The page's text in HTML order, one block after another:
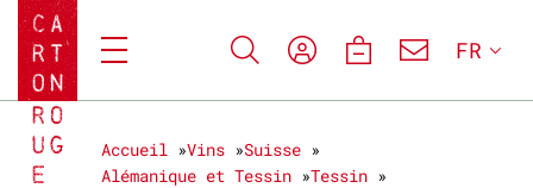
FR
Accueil Vins
Suisse
Alémanique et Tessin
Tessin